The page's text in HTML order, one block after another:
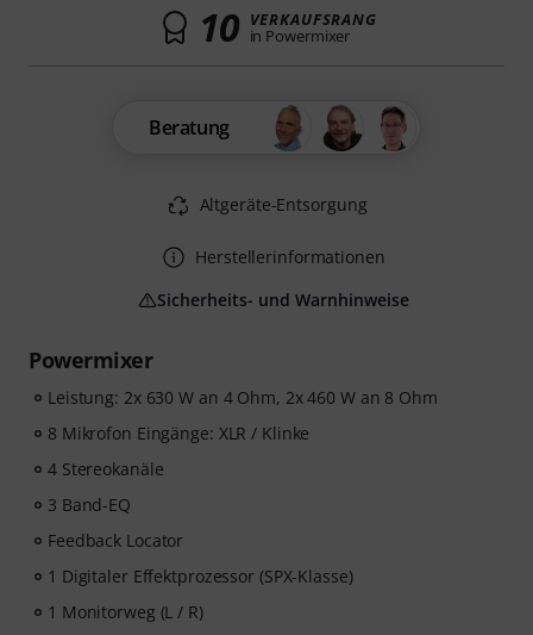
Powermixer
Leistung: 2x 630 W an 4 Ohm, 2x 460 W an 8 Ohm
8 Mikrofon Eingänge: XLR / Klinke
4 Stereokanäle
3 Band-EQ
Feedback Locator
1 Digitaler Effektprozessor (SPX-Klasse)
1 Monitorweg (L / R)
10 VERKAUFSRANG
in Powermixer
Beratung
Altgeräte-Entsorgung
Herstellerinformationen
Sicherheits- und Warnhinweise